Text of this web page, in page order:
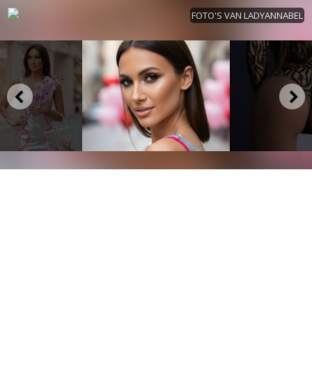
FOTO'S VAN LADYANNABEL